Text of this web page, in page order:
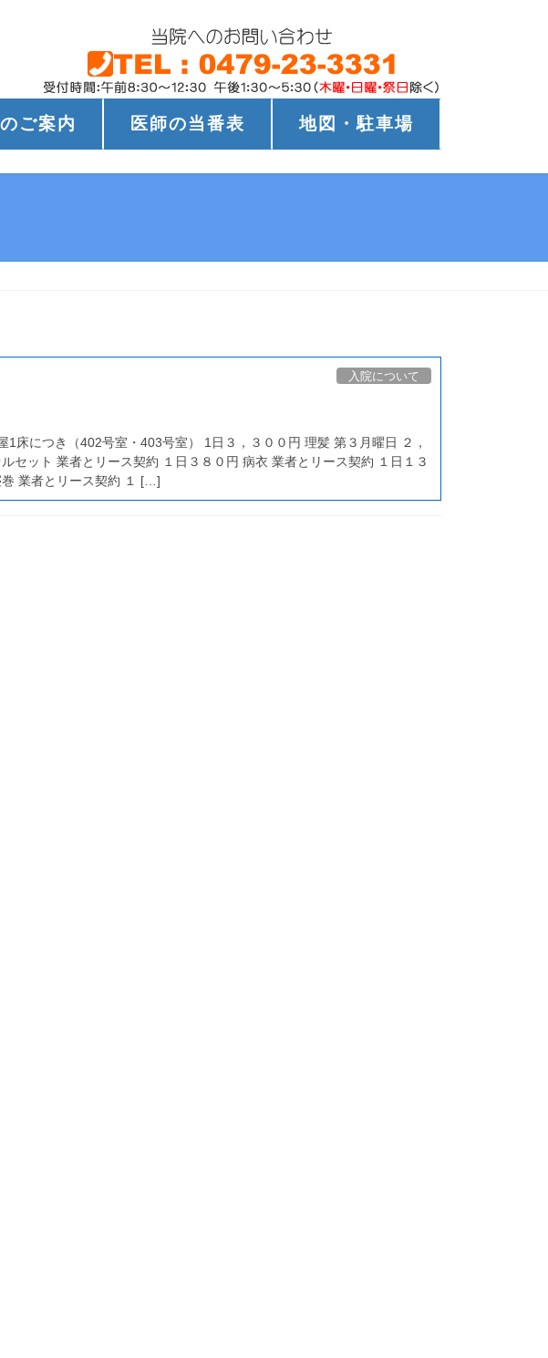
ご案内 医師の当番表 地図・駐車場
入院について
1床につき（402号室・403号室） 1日３，３００円 理髪 第３月曜日 ２，
セット 業者とリース契約 １日３８０円 病衣 業者とリース契約 １日１３
巻 業者とリース契約 １ […]